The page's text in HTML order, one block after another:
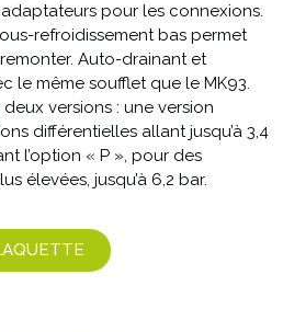
pour les connexions.
refroidissement bas permet
Auto-drainant et
le même soufflet que le MK93.
versions : une version
différentielles allant jusqu’à 3,4
l’option « P », pour des
élevées, jusqu’à 6,2 bar.